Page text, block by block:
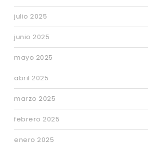
julio 2025
junio 2025
mayo 2025
abril 2025
marzo 2025
febrero 2025
enero 2025